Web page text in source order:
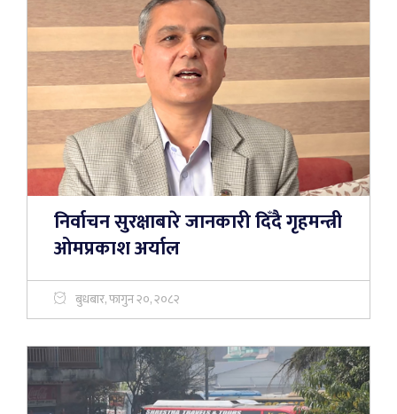
निर्वाचन सुरक्षाबारे जानकारी दिँदै गृहमन्त्री
ओमप्रकाश अर्याल
बुधबार, फागुन २०, २०८२